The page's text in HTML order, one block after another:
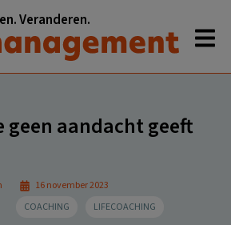
Veranderen.
geen aandacht geeft
16 november 2023
COACHING LIFECOACHING